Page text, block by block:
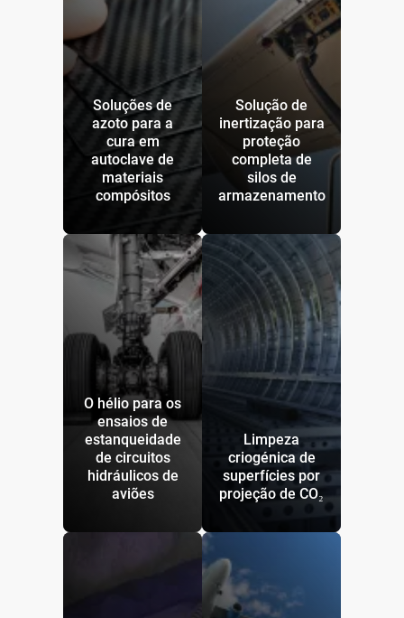
Soluções de
azoto para a
cura em
autoclave de
materiais
compósitos
Solução de
inertização para
proteção
completa de
silos de
armazenamento
O hélio para os
ensaios de
estanqueidade
de circuitos
hidráulicos de
aviões
Limpeza
criogénica de
superfícies por
projeção de CO₂